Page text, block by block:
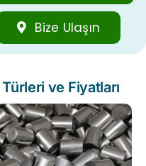
Bize Ulaşın
Türleri ve Fiyatları